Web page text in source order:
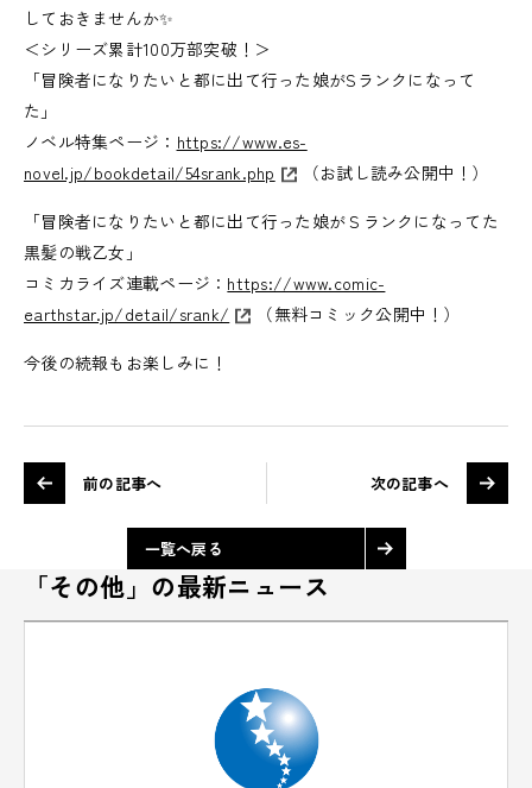
しておきませんか✨
＜シリーズ累計100万部突破！＞
「冒険者になりたいと都に出て行った娘がSランクになって
た」
ノベル特集ページ： https://www.es-
novel.jp/bookdetail/54srank.php
（お試し読み公開中！）
「冒険者になりたいと都に出て行った娘がＳランクになってた
黒髪の戦乙女」
コミカライズ連載ページ： https://www.comic-
earthstar.jp/detail/srank/
（無料コミック公開中！）
今後の続報もお楽しみに！
前の記事へ 次の記事へ
一覧へ戻る
「その他」の最新ニュース